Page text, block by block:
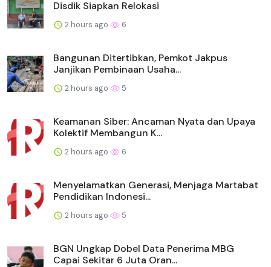
Disdik Siapkan Relokasi
2 hours ago 6
Bangunan Ditertibkan, Pemkot Jakpus
Janjikan Pembinaan Usaha...
2 hours ago 5
Keamanan Siber: Ancaman Nyata dan Upaya
Kolektif Membangun K...
2 hours ago 6
Menyelamatkan Generasi, Menjaga Martabat
Pendidikan Indonesi...
2 hours ago 5
BGN Ungkap Dobel Data Penerima MBG
Capai Sekitar 6 Juta Oran...